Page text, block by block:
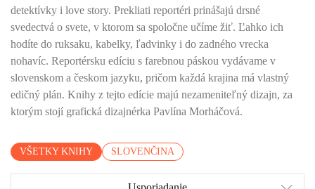
detektívky i love story. Prekliati reportéri prinášajú drsné
svedectvá o svete, v ktorom sa spoločne učíme žiť. Ľahko ich
hodíte do ruksaku, kabelky, ľadvinky i do zadného vrecka
nohavíc. Reportérsku edíciu s farebnou páskou vydávame v
slovenskom a českom jazyku, pričom každá krajina má vlastný
edičný plán. Knihy z tejto edície majú nezameniteľný dizajn, za
ktorým stojí grafická dizajnérka Pavlína Morháčová.
VŠETKY KNIHY SLOVENČINA